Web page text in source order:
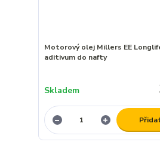
Motorový olej Millers EE
aditivum do nafty
Skladem